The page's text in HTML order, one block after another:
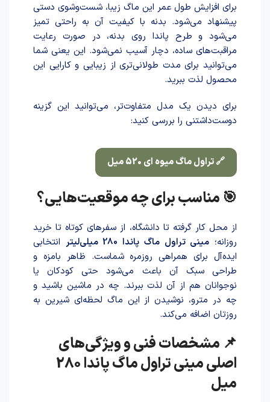
برای افزایش طول عمر این ماگ زیبا، شست‌وشوی دستی
پیشنهاد می‌شود. بدنه با کیفیت آن به راحتی تمیز
می‌شود و طرح پاندا روی بدنه، در صورت رعایت
مراقبت‌های ساده، دچار آسیب نمی‌شود. این یعنی شما
می‌توانید برای مدت طولانی‌تری از زیبایی و کارایی این
محصول لذت ببرید.
برای دیدن یک مدل متفاوت‌تر، می‌توانید این گزینه
دوست‌داشتنی را بررسی کنید:
🔗 تراول ماگ میوه ای 520 میل
🎯 مناسب برای چه موقعیت‌هایی؟
از محل کار گرفته تا دانشگاه، از سفرهای کوتاه تا خرید
روزانه؛ مینی تراول ماگ پاندا 280 میلی‌لیتر
انتخابی
ایده‌آل برای همراهی روزمره شماست. ظاهر بامزه و
طراحی سبک آن باعث می‌شود حتی کودکان یا
نوجوانان هم از آن لذت ببرند. چه در ماشین باشید و
چه در مترو، نوشید‌ن از این ماگ لحظه‌ای شیرین به
روزتان اضافه می‌کند.
📌 مشخصات فنی و ویژگی‌های
اصلی مینی تراول ماگ پاندا 280
میل